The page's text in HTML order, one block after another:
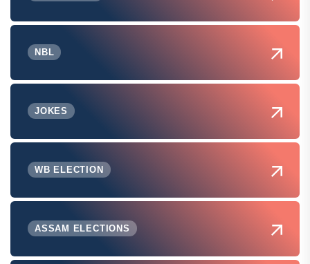
NBL
JOKES
WB ELECTION
ASSAM ELECTIONS